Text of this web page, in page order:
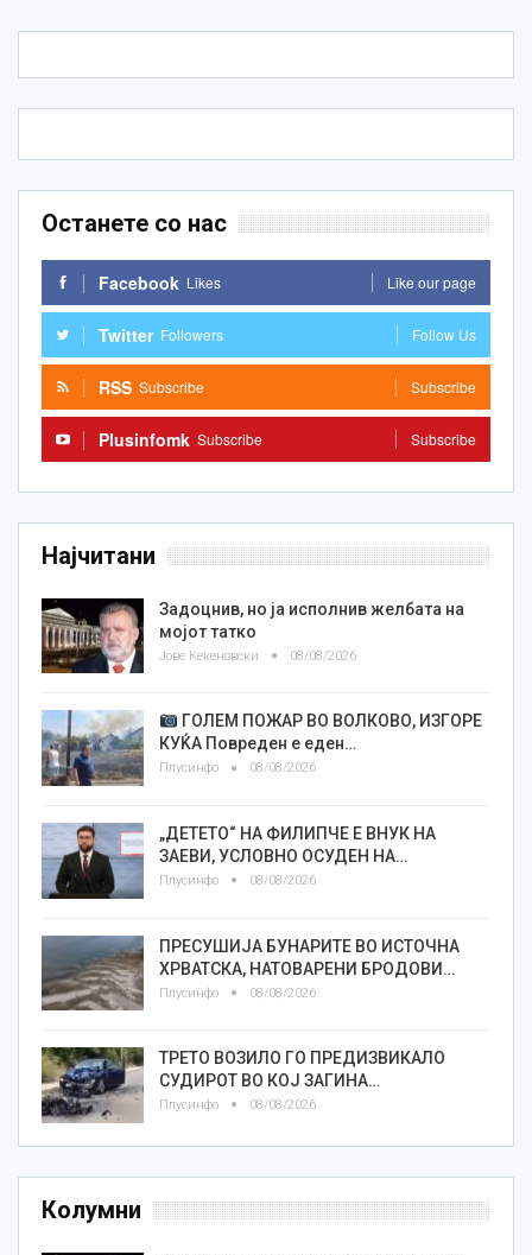
Останете со нас
Facebook Likes Like our page
Twitter Followers Follow Us
RSS Subscribe Subscribe
Plusinfomk Subscribe Subscribe
Најчитани
Задоцнив, но ја исполнив желбата на
мојот татко
Јове Кекеновски 08/08/2026
ГОЛЕМ ПОЖАР ВО ВОЛКОВО, ИЗГОРЕ
КУЌА Повреден е еден…
Плусинфо 08/08/2026
„ДЕТЕТО“ НА ФИЛИПЧЕ Е ВНУК НА
ЗАЕВИ, УСЛОВНО ОСУДЕН НА…
Плусинфо 08/08/2026
ПРЕСУШИЈА БУНАРИТЕ ВО ИСТОЧНА
ХРВАТСКА, НАТОВАРЕНИ БРОДОВИ…
Плусинфо 08/08/2026
ТРЕТО ВОЗИЛО ГО ПРЕДИЗВИКАЛО
СУДИРОТ ВО КОЈ ЗАГИНА…
Плусинфо 08/08/2026
Колумни